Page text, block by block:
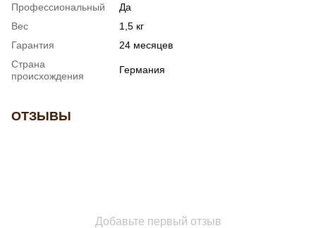
Профессиональный
Да
Вес
1,5 кг
Гарантия
24 месяцев
Страна
происхождения
Германия
ОТЗЫВЫ
Добавьте первый отзыв